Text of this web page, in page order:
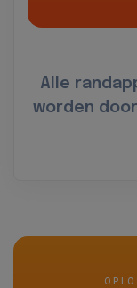
Alle
worden door